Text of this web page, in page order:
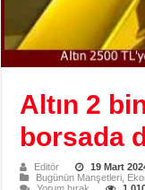
Altın 2
borsada
Editör
19 Mart
Bugünün Manşetleri